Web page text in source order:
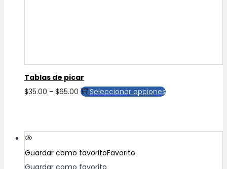
Tablas de picar
$35.00 - $65.00 Rango
desde
$35.00
hasta
Seleccionar opcionesEste
múltiples
Guardar como favoritoFavorito